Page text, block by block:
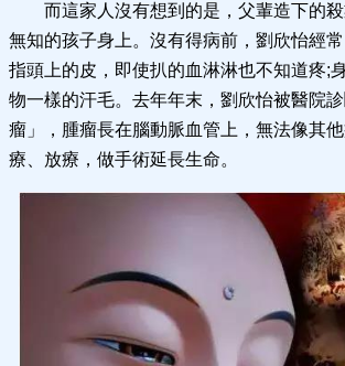
而這家人沒有想到的是，父輩造下的
無知的孩子身上。沒有得病前，劉欣怡經
指頭上的皮，即使扒的血淋淋也不知道疼;
物一樣的汗毛。去年年末，劉欣怡被醫院
瘤」，腫瘤長在腦動脈血管上，無法像其
療、放療，做手術延長生命。